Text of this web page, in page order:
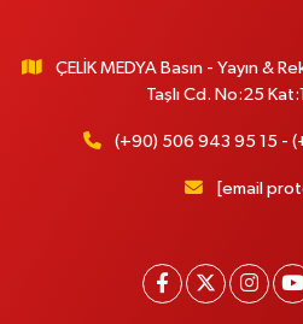
ÇELİK MEDYA Basın - Yayın &
Taşlı Cd. No:25
(+90) 506 943 95 15 -
[email